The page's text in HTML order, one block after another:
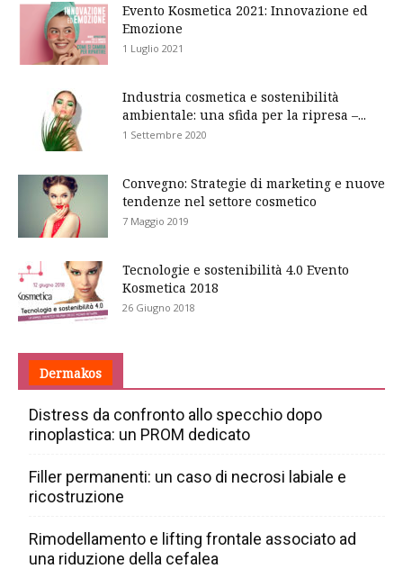
Evento Kosmetica 2021: Innovazione ed
Emozione
1 Luglio 2021
Industria cosmetica e sostenibilità
ambientale: una sfida per la ripresa –...
1 Settembre 2020
Convegno: Strategie di marketing e nuove
tendenze nel settore cosmetico
7 Maggio 2019
Tecnologie e sostenibilità 4.0 Evento
Kosmetica 2018
26 Giugno 2018
Dermakos
Distress da confronto allo specchio dopo
rinoplastica: un PROM dedicato
Filler permanenti: un caso di necrosi labiale e
ricostruzione
Rimodellamento e lifting frontale associato ad
una riduzione della cefalea